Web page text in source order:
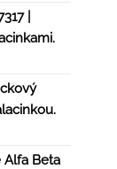
|
Alfa Beta